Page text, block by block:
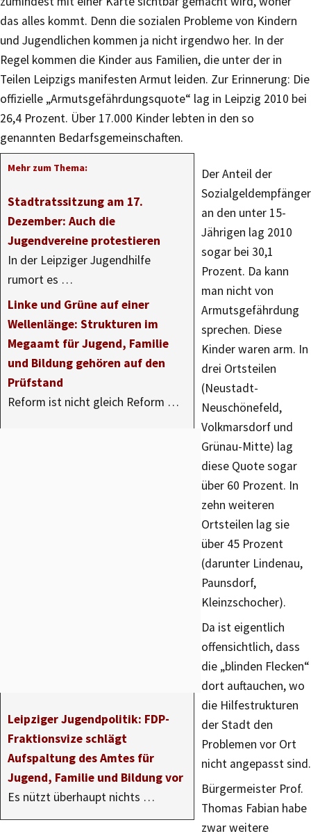
das alles kommt. Denn die sozialen Probleme von Kindern
und Jugendlichen kommen ja nicht irgendwo her. In der
Regel kommen die Kinder aus Familien, die unter der in
Teilen Leipzigs manifesten Armut leiden. Zur Erinnerung: Die
offizielle „Armutsgefährdungsquote“ lag in Leipzig 2010 bei
26,4 Prozent. Über 17.000 Kinder lebten in den so
genannten Bedarfsgemeinschaften.
Mehr zum Thema:
Stadtratssitzung am 17.
Dezember: Auch die
Jugendvereine protestieren
In der Leipziger Jugendhilfe
rumort es …
Linke und Grüne auf einer
Wellenlänge: Strukturen im
Megaamt für Jugend, Familie
und Bildung gehören auf den
Prüfstand
Reform ist nicht gleich Reform …
Leipziger Jugendpolitik: FDP-
Fraktionsvize schlägt
Aufspaltung des Amtes für
Jugend, Familie und Bildung vor
Es nützt überhaupt nichts …
Der Anteil der
Sozialgeldempfänger
an den unter 15-
Jährigen lag 2010
sogar bei 30,1
Prozent. Da kann
man nicht von
Armutsgefährdung
sprechen. Diese
Kinder waren arm. In
drei Ortsteilen
(Neustadt-
Neuschönefeld,
Volkmarsdorf und
Grünau-Mitte) lag
diese Quote sogar
über 60 Prozent. In
zehn weiteren
Ortsteilen lag sie
über 45 Prozent
(darunter Lindenau,
Paunsdorf,
Kleinzschocher).
Da ist eigentlich
offensichtlich, dass
die „blinden Flecken“
dort auftauchen, wo
die Hilfestrukturen
der Stadt den
Problemen vor Ort
nicht angepasst sind.
Bürgermeister Prof.
Thomas Fabian habe
zwar weitere